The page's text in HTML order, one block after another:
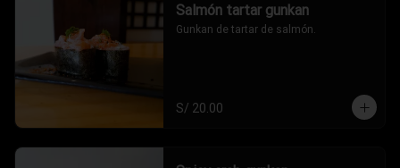
Salmón tartar gunkan
Gunkan de tartar de salmón.
S/ 20.00